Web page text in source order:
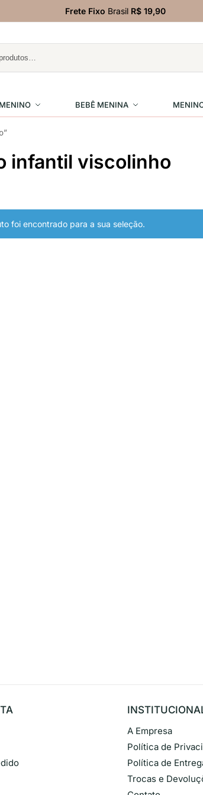
Frete Fixo Brasil R$ 19,90
BEBÊ MENINA
infantil viscolinho
foi encontrado para a sua seleção.
A Empresa
Política de
Política de
Trocas e